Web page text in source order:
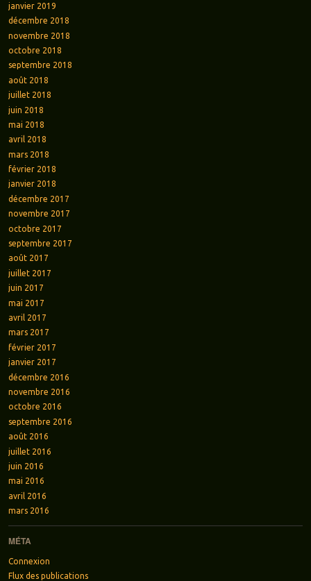
janvier 2019
décembre 2018
novembre 2018
octobre 2018
septembre 2018
août 2018
juillet 2018
juin 2018
mai 2018
avril 2018
mars 2018
février 2018
janvier 2018
décembre 2017
novembre 2017
octobre 2017
septembre 2017
août 2017
juillet 2017
juin 2017
mai 2017
avril 2017
mars 2017
février 2017
janvier 2017
décembre 2016
novembre 2016
octobre 2016
septembre 2016
août 2016
juillet 2016
juin 2016
mai 2016
avril 2016
mars 2016
MÉTA
Connexion
Flux des publications